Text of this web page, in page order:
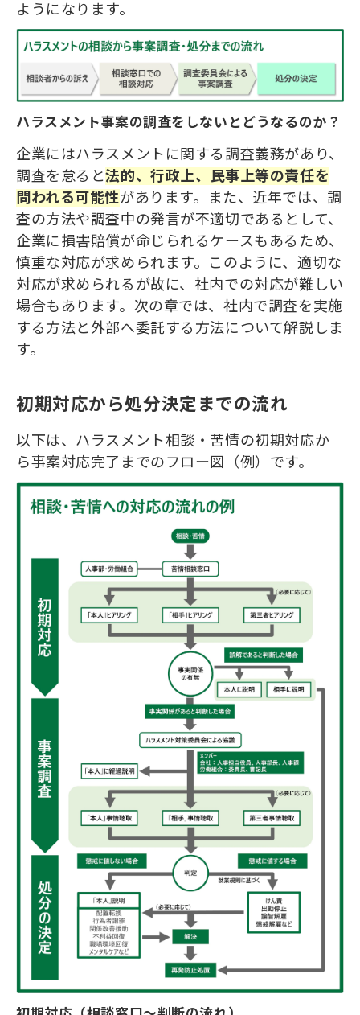
ようになります。
ハラスメント事案の調査をしないとどうなるのか？
企業にはハラスメントに関する調査義務があり、
調査を怠ると法的、行政上、民事上等の責任を
問われる可能性があります。また、近年では、調
査の方法や調査中の発言が不適切であるとして、
企業に損害賠償が命じられるケースもあるため、
慎重な対応が求められます。このように、適切な
対応が求められるが故に、社内での対応が難しい
場合もあります。次の章では、社内で調査を実施
する方法と外部へ委託する方法について解説しま
す。
初期対応から処分決定までの流れ
以下は、ハラスメント相談・苦情の初期対応か
ら事案対応完了までのフロー図（例）です。